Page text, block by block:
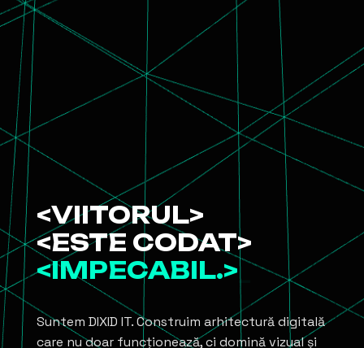
<VIITORUL>
<ESTE CODAT>
<IMPECABIL.>_
Suntem DIXID IT. Construim arhitectură digitală
care nu doar funcționează, ci domină vizual și